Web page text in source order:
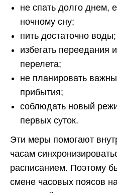
не спать долго днем,
ночному сну;
пить достаточно воды;
избегать переедания
перелета;
не планировать
прибытия;
соблюдать новый
первых суток.
Эти меры помогают
часам
расписанием. Поэтому
смене часовых поясов